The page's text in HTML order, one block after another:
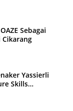
Sebagai
Yassierli
Skills